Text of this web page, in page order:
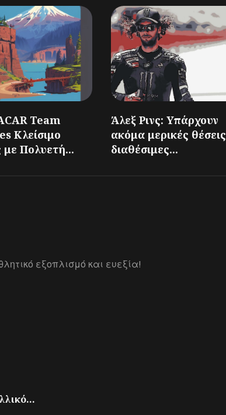
Team
Κλείσιμο
Πολυετή...
Άλεξ Ρινς: Υπάρχουν
ακόμα μερικές θέσεις
διαθέσιμες...
εξοπλισμό και ευεξία!